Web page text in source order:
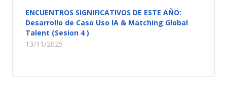
ENCUENTROS SIGNIFICATIVOS DE ESTE AÑO:
Desarrollo de Caso Uso IA & Matching Global
Talent (Sesion 4 )
13/11/2025